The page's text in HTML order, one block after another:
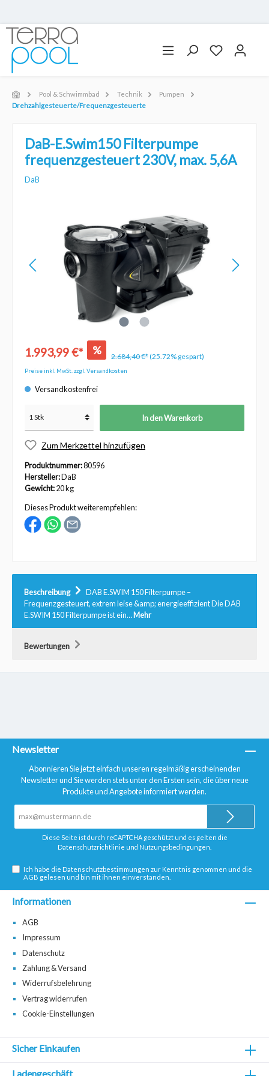
Pool & Schwimmbad Technik
Pumpen
Drehzahlgesteuerte/Frequenzgesteuerte
DaB-E.Swim150 Filterpumpe
frequenzgesteuert 230V, max. 5,6A
DaB
1.993,99 €* % 2.684,40 €*(25.72% gespart)
Preise inkl. MwSt. zzgl. Versandkosten
Versandkostenfrei
In den Warenkorb
Zum Merkzettel hinzufügen
Produktnummer:80596
Hersteller:DaB
Gewicht:20 kg
Dieses Produkt weiterempfehlen:
Beschreibung
DAB E.SWIM 150 Filterpumpe –
Frequenzgesteuert, extrem leise &amp; energieeffizient Die DAB
E.SWIM 150 Filterpumpe ist ein…Mehr
Bewertungen
Newsletter
Abonnieren Sie jetzt einfach unseren regelmäßig erscheinenden
Newsletter und Sie werden stets unter den Ersten sein, die über neue
Produkte und Angebote informiert werden.
Adresse*
Diese Seite ist durch reCAPTCHA geschützt und es gelten die
Datenschutzrichtlinie und Nutzungsbedingungen
Ich habe dieDatenschutzbestimmungen zur Kenntnis genommen und die
AGB gelesen und bin mit ihnen einverstanden.
Informationen
AGB
Impressum
Datenschutz
Zahlung & Versand
Widerrufsbelehrung
Vertrag widerrufen
Cookie-Einstellungen
Sicher Einkaufen
Ladengeschäft